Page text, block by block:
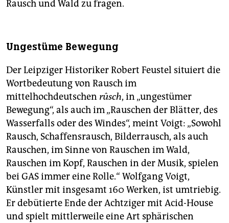
Rausch und Wald zu fragen.
Ungestüme Bewegung
Der Leipziger Historiker Robert Feustel situiert die
Wortbedeutung von Rausch im
mittelhochdeutschen rûsch, in „ungestümer
Bewegung“, als auch im „Rauschen der Blätter, des
Wasserfalls oder des Windes“, meint Voigt: „Sowohl
Rausch, Schaffensrausch, Bilderrausch, als auch
Rauschen, im Sinne von Rauschen im Wald,
Rauschen im Kopf, Rauschen in der Musik, spielen
bei GAS immer eine Rolle.“ Wolfgang Voigt,
Künstler mit insgesamt 160 Werken, ist umtriebig.
Er debütierte Ende der Achtziger mit Acid-House
und spielt mittlerweile eine Art sphärischen